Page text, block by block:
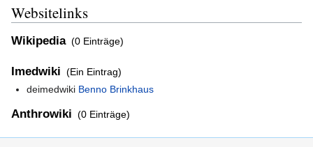
Websitelinks
Wikipedia (0 Einträge)
Imedwiki (Ein Eintrag)
deimedwiki Benno Brinkhaus
Anthrowiki (0 Einträge)